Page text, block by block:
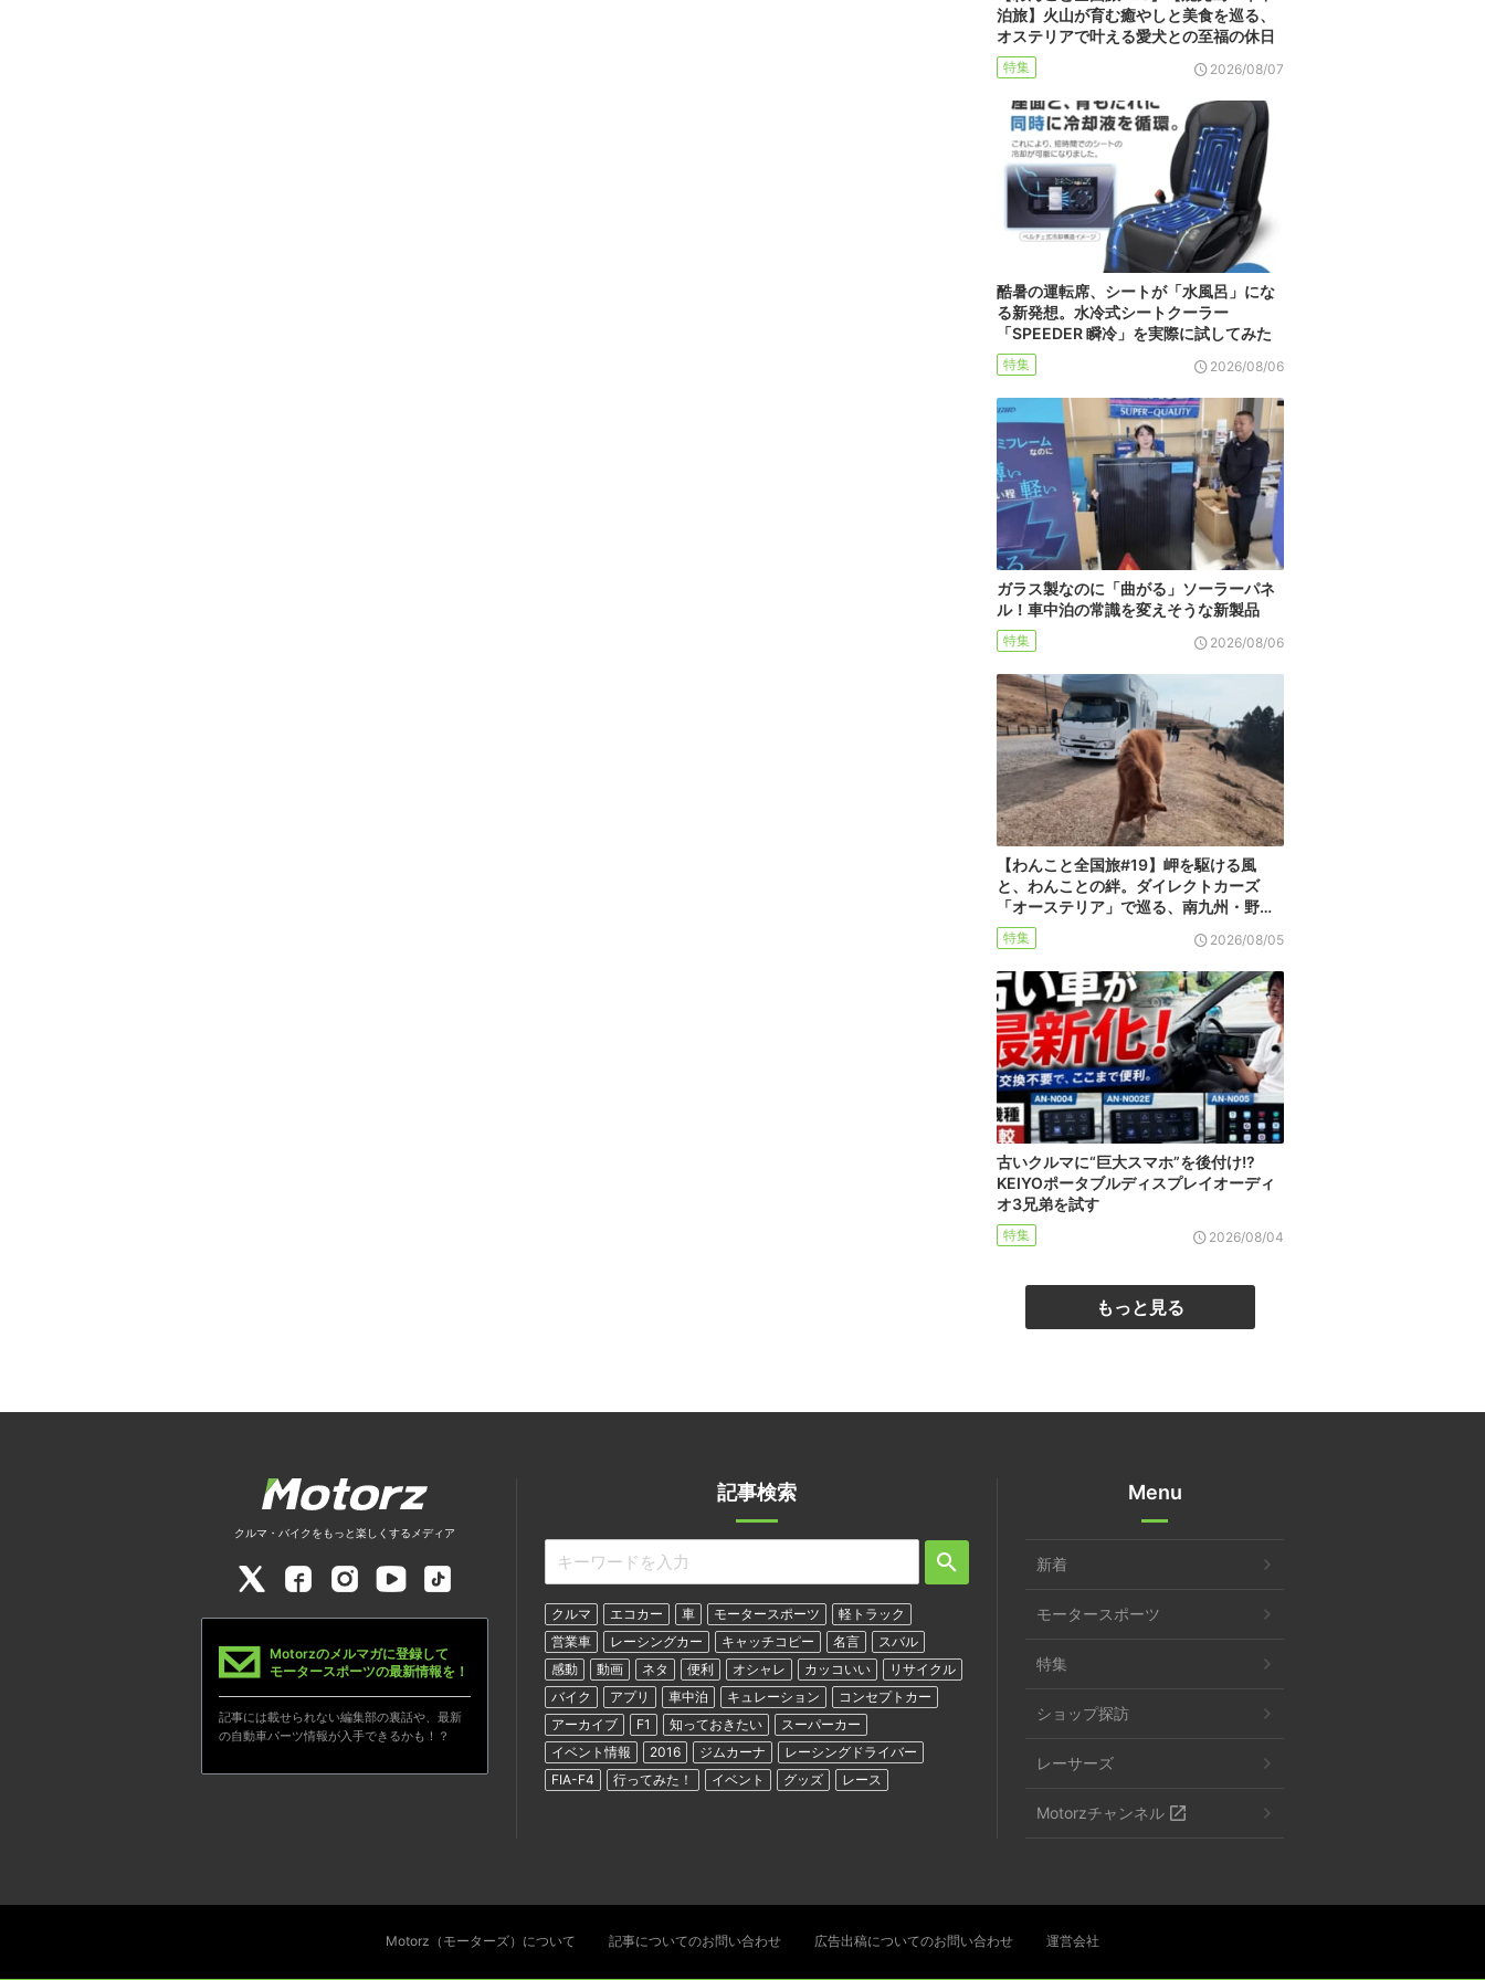
泊旅】火山が育む癒やしと美食を巡る、
オステリアで叶える愛犬との至福の休日
特集 2026/08/07
酷暑の運転席、シートが「水風呂」にな
る新発想。水冷式シートクーラー
「SPEEDER 瞬冷」を実際に試してみた
特集 2026/08/06
ガラス製なのに「曲がる」ソーラーパネ
ル！車中泊の常識を変えそうな新製品
特集 2026/08/06
【わんこと全国旅#19】岬を駆ける風
と、わんことの絆。ダイレクトカーズ
「オーステリア」で巡る、南九州・野…
特集 2026/08/05
古いクルマに“巨大スマホ”を後付け!?
KEIYOポータブルディスプレイオーディ
オ3兄弟を試す
特集 2026/08/04
もっと見る
記事検索
クルマ エコカー 車 モータースポーツ
軽トラック
営業車
レーシングカー キャッチコピー 名言
スバル
感動
動画 ネタ 便利 オシャレ カッコいい
リサイクル
バイク
アプリ 車中泊 キュレーション
コンセプトカー
アーカイブ
F1 知っておきたい
スーパーカー
イベント情報
2016 ジムカーナ
レーシングドライバー
FIA-F4
行ってみた！ イベント グッズ レース
クルマ・バイクをもっと楽しくするメディア
Motorzのメルマガに登録して
モータースポーツの最新情報を！
記事には載せられない編集部の裏話や、最新
の自動車パーツ情報が入手できるかも！？
Menu
新着
モータースポーツ
特集
ショップ探訪
レーサーズ
Motorzチャンネル
Motorz（モーターズ）について 記事についてのお問い合わせ 広告出稿についてのお問い合わせ 運営会社